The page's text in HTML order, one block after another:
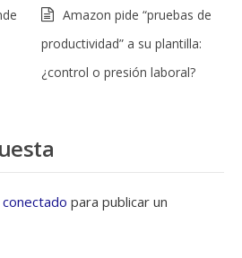
Amazon pide “pruebas de
productividad” a su plantilla:
¿control o presión laboral?
conectado para publicar un